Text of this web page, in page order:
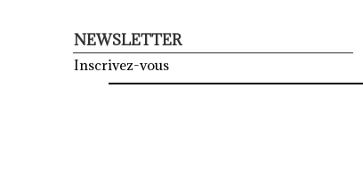
NEWSLETTER
Inscrivez-vous